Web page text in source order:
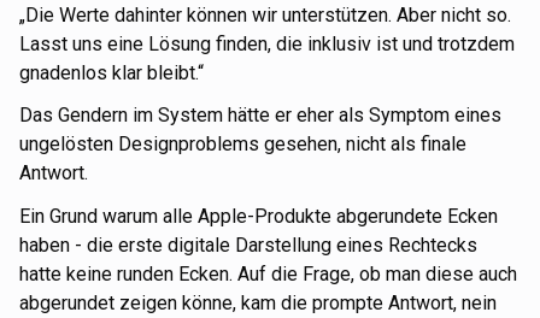
„Die Werte dahinter können wir unterstützen. Aber nicht so.
Lasst uns eine Lösung finden, die inklusiv ist und trotzdem
gnadenlos klar bleibt.“
Das Gendern im System hätte er eher als Symptom eines
ungelösten Designproblems gesehen, nicht als finale
Antwort.
Ein Grund warum alle Apple-Produkte abgerundete Ecken
haben - die erste digitale Darstellung eines Rechtecks
hatte keine runden Ecken. Auf die Frage, ob man diese auch
abgerundet zeigen könne, kam die prompte Antwort, nein